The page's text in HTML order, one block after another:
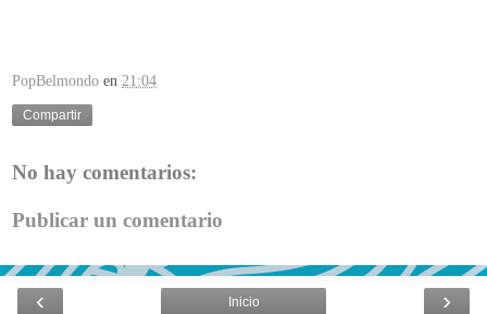
PopBelmondo en 21:04
Compartir
No hay comentarios:
Publicar un comentario
‹ ›
Inicio